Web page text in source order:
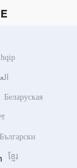
Беларуская
Български
ខ្មែរ